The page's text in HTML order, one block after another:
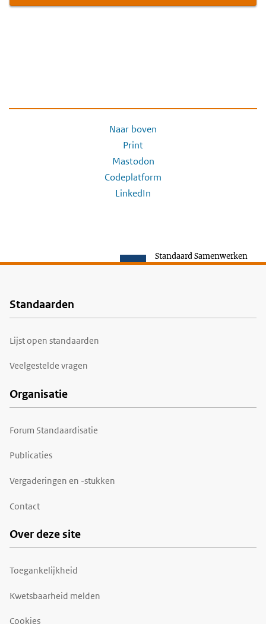
Naar boven
Print
Mastodon
Codeplatform
LinkedIn
Standaard Samenwerken
Voet
Standaarden
Lijst open standaarden
Veelgestelde vragen
Organisatie
Forum Standaardisatie
Publicaties
Vergaderingen en -stukken
Contact
Over deze site
Toegankelijkheid
Kwetsbaarheid melden
Cookies